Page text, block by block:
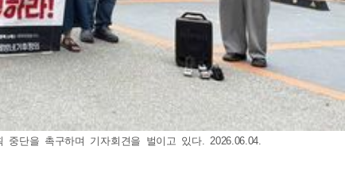
단을 촉구하며 기자회견을 벌이고 있다. 2026.06.04.